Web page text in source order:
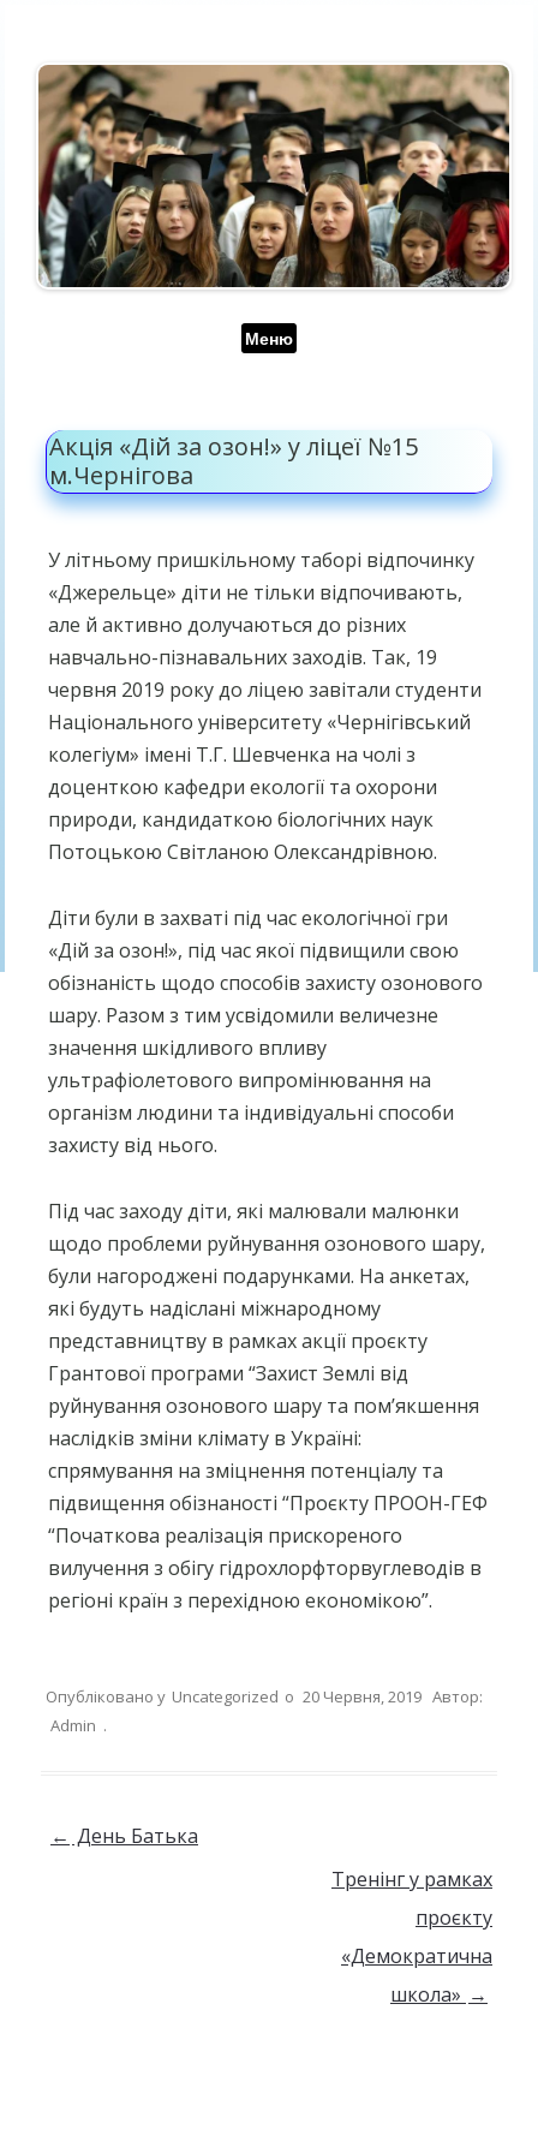
Меню
Акція «Дій за озон!» у ліцеї №15
м.Чернігова
У літньому пришкільному таборі відпочинку
«Джерельце» діти не тільки відпочивають,
але й активно долучаються до різних
навчально-пізнавальних заходів. Так, 19
червня 2019 року до ліцею завітали студенти
Національного університету «Чернігівський
колегіум» імені Т.Г. Шевченка на чолі з
доценткою кафедри екології та охорони
природи, кандидаткою біологічних наук
Потоцькою Світланою Олександрівною.
Діти були в захваті під час екологічної гри
«Дій за озон!», під час якої підвищили свою
обізнаність щодо способів захисту озонового
шару. Разом з тим усвідомили величезне
значення шкідливого впливу
ультрафіолетового випромінювання на
організм людини та індивідуальні способи
захисту від нього.
Під час заходу діти, які малювали малюнки
щодо проблеми руйнування озонового шару,
були нагороджені подарунками. На анкетах,
які будуть надіслані міжнародному
представництву в рамках акції проєкту
Грантової програми “Захист Землі від
руйнування озонового шару та пом’якшення
наслідків зміни клімату в Україні:
спрямування на зміцнення потенціалу та
підвищення обізнаності “Проєкту ПРООН-ГЕФ
“Початкова реалізація прискореного
вилучення з обігу гідрохлорфторвуглеводів в
регіоні країн з перехідною економікою”.
Опубліковано у Uncategorized о 20 Червня, 2019 Автор:
Admin .
Навігація по запису
← День Батька
Тренінг у рамках
проєкту
«Демократична
школа» →